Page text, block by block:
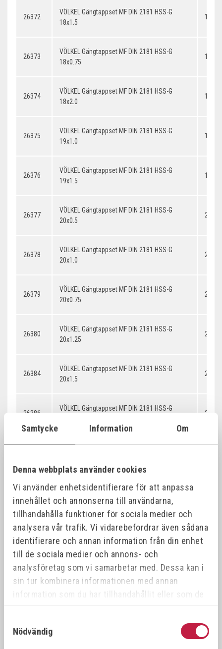
Samtycke Information Om
Denna webbplats använder cookies
Vi använder enhetsidentifierare för att anpassa
innehållet och annonserna till användarna,
tillhandahålla funktioner för sociala medier och
analysera vår trafik. Vi vidarebefordrar även sådana
identifierare och annan information från din enhet
till de sociala medier och annons- och
analysföretag som vi samarbetar med. Dessa kan i
sin tur kombinera informationen med annan
information som du har tillhandahållit eller som de
har samlat in när du har använt deras tjänster.
Nödvändig
26372
VÖLKEL Gängtappset MF DIN 2181 HSS-G
18x1.5
26373
VÖLKEL Gängtappset MF DIN 2181 HSS-G
18x0.75
26374
VÖLKEL Gängtappset MF DIN 2181 HSS-G
18x2.0
26375
VÖLKEL Gängtappset MF DIN 2181 HSS-G
19x1.0
26376
VÖLKEL Gängtappset MF DIN 2181 HSS-G
19x1.5
26377
VÖLKEL Gängtappset MF DIN 2181 HSS-G
20x0.5
26378
VÖLKEL Gängtappset MF DIN 2181 HSS-G
20x1.0
26379
VÖLKEL Gängtappset MF DIN 2181 HSS-G
20x0.75
26380
VÖLKEL Gängtappset MF DIN 2181 HSS-G
20x1.25
26384
VÖLKEL Gängtappset MF DIN 2181 HSS-G
20x1.5
26386
VÖLKEL Gängtappset MF DIN 2181 HSS-G
26388
VÖLKEL Gängtappset MF DIN 2181 HSS-G
21x1.5
26389
VÖLKEL Gängtappset MF DIN 2181 HSS-G
22x0.5
26390
VÖLKEL Gängtappset MF DIN 2181 HSS-G
22x1.0
VÖLKEL Gängtappset MF DIN 2181 HSS-G